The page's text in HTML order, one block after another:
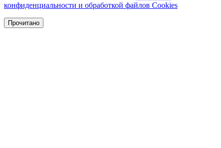
конфиденциальности и обработкой файлов Cookies
Прочитано